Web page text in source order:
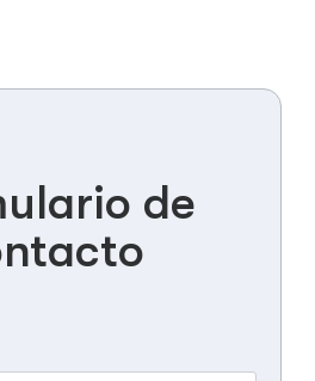
de